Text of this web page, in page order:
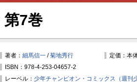
第7巻
著者： 細馬信一 /菊地秀行
定価：本
ISBN：978-4-253-04657-2
レーベル： 少年チャンピオン・コミックス（週刊